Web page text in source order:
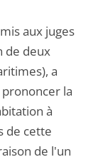
aux juges
de deux
a
la
à
de cette
de l'un